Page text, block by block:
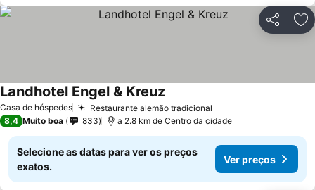
Partilhar
Casa de hóspedes Restaurante alemão tradicional
Landhotel Engel & Kreuz
8,4 Muito boa 833 a 2.8 km de Centro da cidade
Selecione as datas para ver os preços
exatos.
Ver preços